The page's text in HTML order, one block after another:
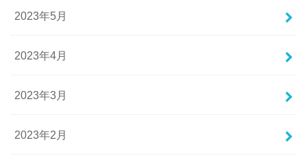
2023年5月
2023年4月
2023年3月
2023年2月